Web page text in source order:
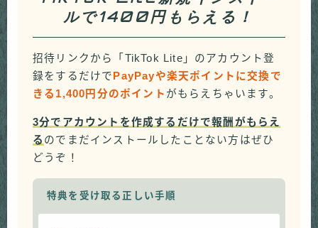
ルで1400円もらえる！
招待リンクから「TikTok Lite」のアカウント登
録をするだけで PayPayや楽天ポイントに交換で
きる1,400円分のポイント がもらえちゃいます。
3分でアカウントを作成するだけで報酬がもらえ
る のでまだインストールしたことない方はぜひ
どうぞ！
特典を受け取る正しい手順